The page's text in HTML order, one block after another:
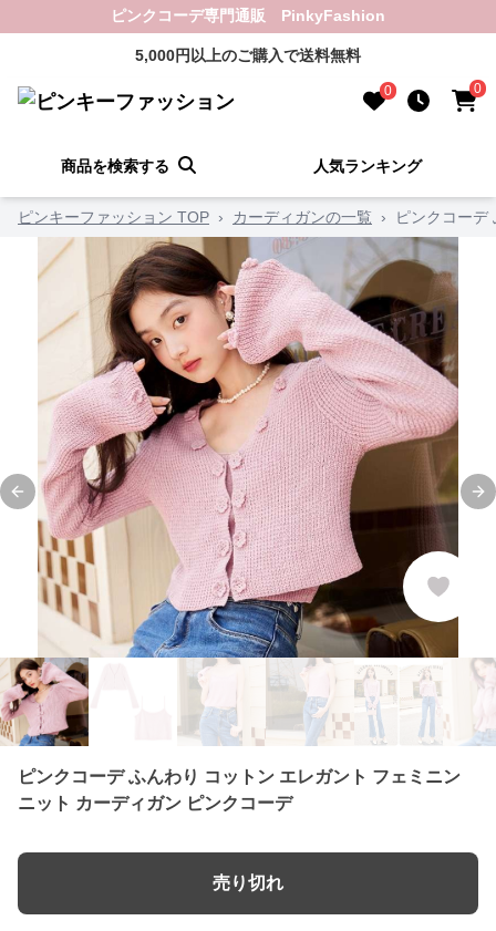
ピンクコーデ専門通販 PinkyFashion
5,000円以上のご購入で送料無料
0 0
商品を検索する 人気ランキング
ピンキーファッション TOP › カーディガンの一覧 › ピンクコーデ
Previous slide
ピンクコーデ ふんわり コットン エレガント フェミニン
ニット カーディガン ピンクコーデ
売り切れ